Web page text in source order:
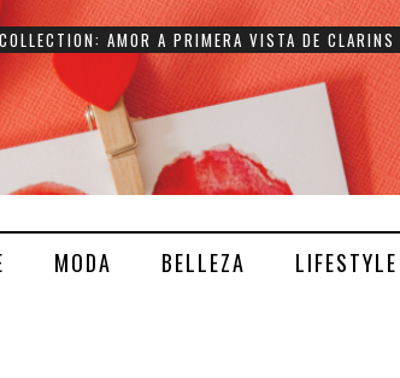
AMOR A PRIMERA VISTA DE CLARINS
MODA BELLEZA LIFESTYLE